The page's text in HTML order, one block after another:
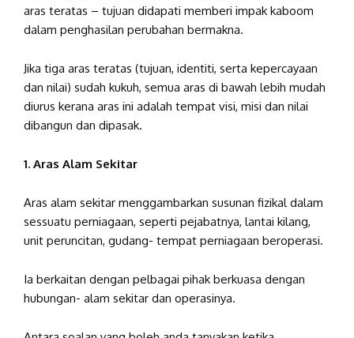
aras teratas – tujuan didapati memberi impak kaboom
dalam penghasilan perubahan bermakna.
Jika tiga aras teratas (tujuan, identiti, serta kepercayaan
dan nilai) sudah kukuh, semua aras di bawah lebih mudah
diurus kerana aras ini adalah tempat visi, misi dan nilai
dibangun dan dipasak.
1. Aras Alam Sekitar
Aras alam sekitar menggambarkan susunan fizikal dalam
sessuatu perniagaan, seperti pejabatnya, lantai kilang,
unit peruncitan, gudang- tempat perniagaan beroperasi.
Ia berkaitan dengan pelbagai pihak berkuasa dengan
hubungan- alam sekitar dan operasinya.